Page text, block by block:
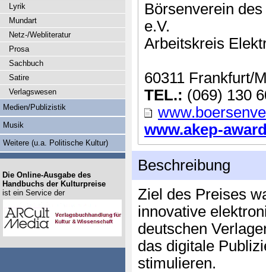
Börsenverein
e.V.
Arbeitskreis
60311 Frankfurt/
TEL.: (069) 130
www.akep-
Beschreibung
Ziel des Preises
innovative
deutschen
das digitale
stimulieren.
Lyrik
Mundart
Netz-/Webliteratur
Prosa
Sachbuch
Satire
Verlagswesen
Medien/Publizistik
Musik
Weitere (u.a. Politische Kultur)
Die Online-Ausgabe des
Handbuchs der Kulturpreise
ist ein Service der